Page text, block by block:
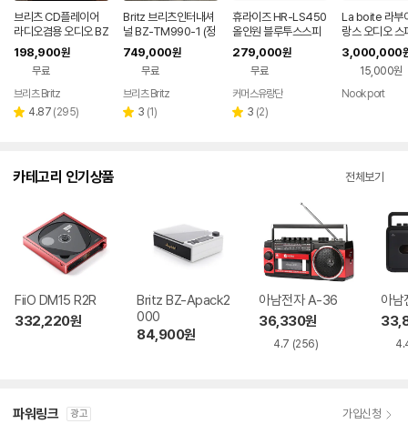
브리츠 CD플레이어
라디오겸용 오디오 BZ
-T8500 Plus
198,900원
무료
브리츠 Britz
별 4.87 리
(295)
Britz 브리츠인터내셔
널 BZ-TM990-1 (정
품)
749,000원
무료
브리츠 Britz
별 3 리
(1)
휴라이즈 HR-LS450
올인원 블루투스스피
커
279,000원
무료
커머스유랑단
별 3 리
(2)
La boite 라부
랑스 오디오 스
UBE 2.1/
3,000,000
15,000원
Nook port
카테고리 인기상품 전체보기
FiiO DM15 R2R
332,220원
Britz BZ-Apack2
000
84,900원
아남전자 A-36
36,330원
4.7 (256)
아
파워링크 광고 가입신청